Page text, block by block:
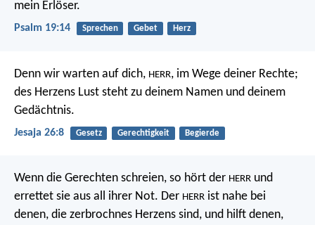
mein Erlöser.
Psalm 19:14 Sprechen Gebet Herz
Denn wir warten auf dich, HERR, im Wege deiner Rechte;
des Herzens Lust steht zu deinem Namen und deinem
Gedächtnis.
Jesaja 26:8 Gesetz Gerechtigkeit Begierde
Wenn die Gerechten schreien, so hört der HERR und
errettet sie aus all ihrer Not. Der HERR ist nahe bei
denen, die zerbrochnes Herzens sind, und hilft denen,